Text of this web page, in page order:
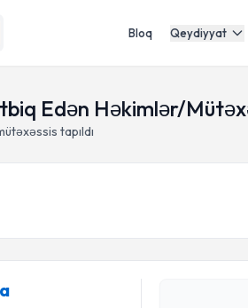
Bloq Qeydiyyat
Edən Həkimlər/
tapıldı
Op. Dr. Ayhan